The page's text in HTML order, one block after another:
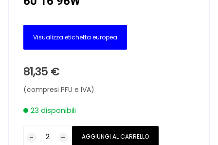
Visualizza etichetta europea
81,35 €
(compresi PFU e IVA)
23 disponibili
AGGIUNGI AL CARRELLO